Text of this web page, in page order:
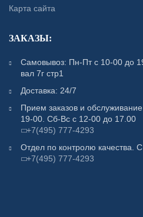
Карта сайта
ЗАКАЗЫ:
Самовывоз: Пн-Пт с 10-00 до
вал 7г стр1
Доставка: 24/7
Прием заказов и
19-00. Сб-Вс с 12-00 до 17.00
+7(495) 777-4293
Отдел по контролю качества.
+7(495) 777-4293